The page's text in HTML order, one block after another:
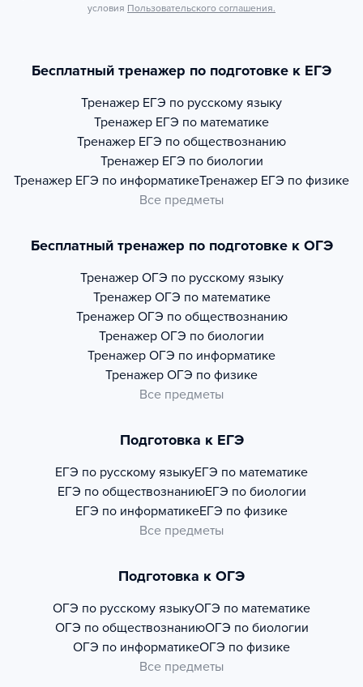
условия Пользовательского соглашения.
Бесплатный тренажер по подготовке к ЕГЭ
Тренажер ЕГЭ по русскому языку
Тренажер ЕГЭ по математике
Тренажер ЕГЭ по обществознанию
Тренажер ЕГЭ по биологии
Тренажер ЕГЭ по информатикеТренажер ЕГЭ по физике
Все предметы
Бесплатный тренажер по подготовке к ОГЭ
Тренажер ОГЭ по русскому языку
Тренажер ОГЭ по математике
Тренажер ОГЭ по обществознанию
Тренажер ОГЭ по биологии
Тренажер ОГЭ по информатике
Тренажер ОГЭ по физике
Все предметы
Подготовка к ЕГЭ
ЕГЭ по русскому языкуЕГЭ по математике
ЕГЭ по обществознаниюЕГЭ по биологии
ЕГЭ по информатикеЕГЭ по физике
Все предметы
Подготовка к ОГЭ
ОГЭ по русскому языкуОГЭ по математике
ОГЭ по обществознаниюОГЭ по биологии
ОГЭ по информатикеОГЭ по физике
Все предметы